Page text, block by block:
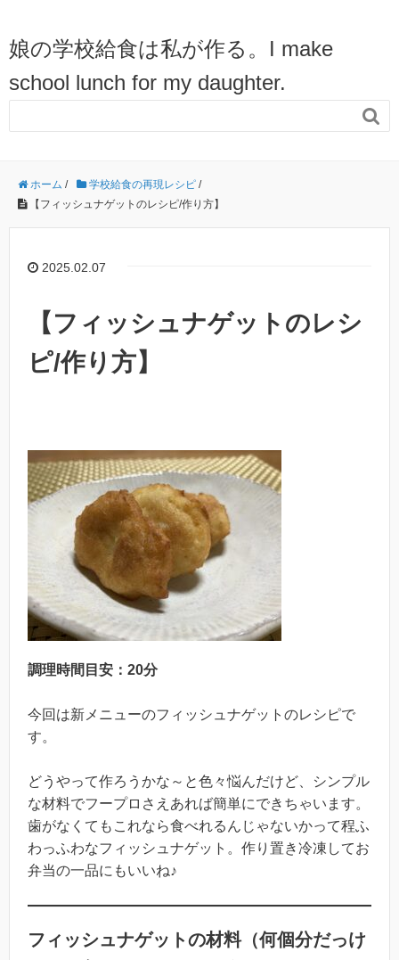
娘の学校給食は私が作る。I make
school lunch for my daughter.

ホーム / 学校給食の再現レシピ /
【フィッシュナゲットのレシピ/作り方】
2025.02.07
【フィッシュナゲットのレシ
ピ/作り方】
調理時間目安：20分
今回は新メニューのフィッシュナゲットのレシピで
す。
どうやって作ろうかな～と色々悩んだけど、シンプル
な材料でフープロさえあれば簡単にできちゃいます。
歯がなくてもこれなら食べれるんじゃないかって程ふ
わっふわなフィッシュナゲット。作り置き冷凍してお
弁当の一品にもいいね♪
フィッシュナゲットの材料（何個分だっけ